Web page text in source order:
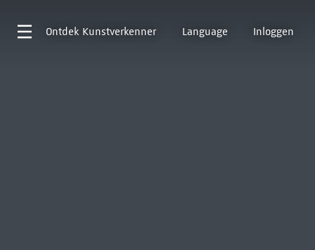
Ontdek Kunstverkenner Language Inloggen